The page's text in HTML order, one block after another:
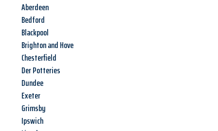
Aberdeen
Bedford
Blackpool
Brighton and Hove
Chesterfield
Der Potteries
Dundee
Exeter
Grimsby
Ipswich